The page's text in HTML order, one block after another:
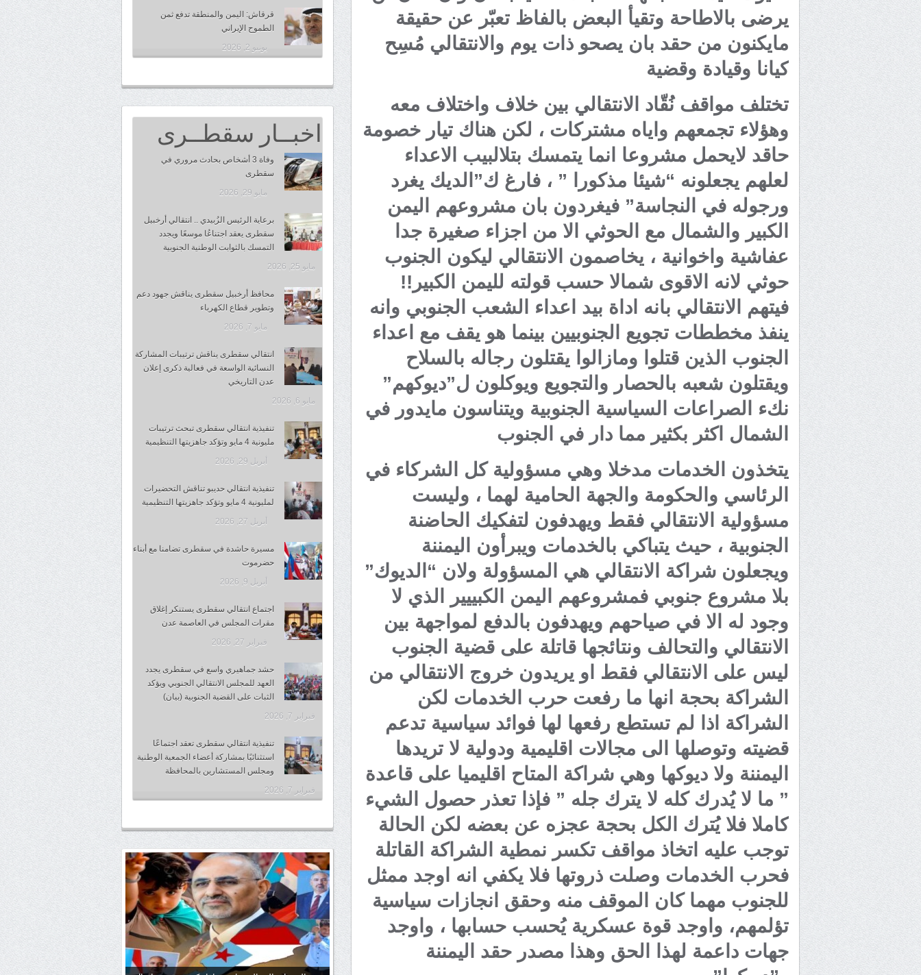
يرضى بالاطاحة وتقيأ البعض بالفاظ تعبّر عن حقيقة
مايكنون من حقد بان يصحو ذات يوم والانتقالي مُسِح
كيانا وقيادة وقضية
تختلف مواقف نُقّاد الانتقالي بين خلاف واختلاف معه
وهؤلاء تجمعهم واياه مشتركات ، لكن هناك تيار خصومة
حاقد لايحمل مشروعا انما يتمسك بتلالبيب الاعداء
لعلهم يجعلونه “شيئا مذكورا ” ، فارغ ك”الديك يغرد
ورجوله في النجاسة” فيغردون بان مشروعهم اليمن
الكبير والشمال مع الحوثي الا من اجزاء صغيرة جدا
عفاشية واخوانية ، يخاصمون الانتقالي ليكون الجنوب
حوثي لانه الاقوى شمالا حسب قولته لليمن الكبير!!
فيتهم الانتقالي بانه اداة بيد اعداء الشعب الجنوبي وانه
ينفذ مخططات تجويع الجنوبيين بينما هو يقف مع اعداء
الجنوب الذين قتلوا ومازالوا يقتلون رجاله بالسلاح
ويقتلون شعبه بالحصار والتجويع ويوكلون ل”ديوكهم”
نكء الصراعات السياسية الجنوبية ويتناسون مايدور في
الشمال اكثر بكثير مما دار في الجنوب
يتخذون الخدمات مدخلا وهي مسؤولية كل الشركاء في
الرئاسي والحكومة والجهة الحامية لهما ، وليست
مسؤولية الانتقالي فقط ويهدفون لتفكيك الحاضنة
الجنوبية ، حيث يتباكي بالخدمات ويبرأون اليمننة
ويجعلون شراكة الانتقالي هي المسؤولة ولان “الديوك”
بلا مشروع جنوبي فمشروعهم اليمن الكبييير الذي لا
وجود له الا في صياحهم ويهدفون بالدفع لمواجهة بين
الانتقالي والتحالف ونتائجها قاتلة على قضية الجنوب
ليس على الانتقالي فقط او يريدون خروج الانتقالي من
الشراكة بحجة انها ما رفعت حرب الخدمات لكن
الشراكة اذا لم تستطع رفعها لها فوائد سياسية تدعم
قضيته وتوصلها الى مجالات اقليمية ودولية لا تريدها
اليمننة ولا ديوكها وهي شراكة المتاح اقليميا على قاعدة
” ما لا يُدرك كله لا يترك جله ” فإذا تعذر حصول الشيء
كاملا فلا يُترك الكل بحجة عجزه عن بعضه لكن الحالة
توجب عليه اتخاذ مواقف تكسر نمطية الشراكة القاتلة
فحرب الخدمات وصلت ذروتها فلا يكفي انه اوجد ممثل
للجنوب مهما كان الموقف منه وحقق انجازات سياسية
تؤلمهم، واوجد قوة عسكرية يُحسب حسابها ، واوجد
جهات داعمة لهذا الحق وهذا مصدر حقد اليمننة
قرقاش: اليمن والمنطقة تدفع ثمن
الطموح الإيراني
يونيو 2, 2026
اخبــار سقطــرى
وفاة 3 أشخاص بحادث مروري في
سقطرى
مايو 29, 2026
برعاية الرئيس الزُبيدي .. انتقالي أرخبيل
سقطرى يعقد اجتناعُا موسعًا ويجدد
التمسك بالثوابت الوطنية الجنوبية
مايو 25, 2026
محافظ أرخبيل سقطرى يناقش جهود دعم
وتطوير قطاع الكهرباء
مايو 7, 2026
انتقالي سقطرى يناقش ترتيبات المشاركة
النسائية الواسعة في فعالية ذكرى إعلان
عدن التاريخي
مايو 6, 2026
تنفيذية انتقالي سقطرى تبحث ترتيبات
مليونية 4 مايو وتؤكد جاهزيتها التنظيمية
أبريل 29, 2026
تنفيذية انتقالي حديبو تناقش التحضيرات
لمليونية 4 مايو وتؤكد جاهزيتها التنظيمية
أبريل 27, 2026
مسيرة حاشدة في سقطرى تضامنا مع أبناء
حضرموت
أبريل 9, 2026
اجتماع انتقالي سقطرى يستنكر إغلاق
مقرات المجلس في العاصمة عدن
فبراير 27, 2026
حشد جماهيري واسع في سقطرى يجدد
العهد للمجلس الانتقالي الجنوبي ويؤكد
الثبات على القضية الجنوبية (بيان)
فبراير 7, 2026
تنفيذية انتقالي سقطرى تعقد اجتماعًا
استثنائيًا بمشاركة أعضاء الجمعية الوطنية
ومجلس المستشارين بالمحافظة
فبراير 7, 2026